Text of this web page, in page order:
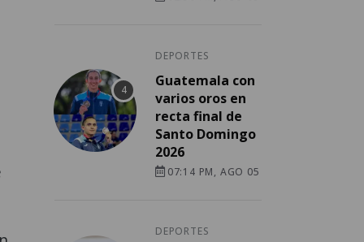
DEPORTES
Guatemala con
varios oros en
recta final de
Santo Domingo
2026
07:14 PM, AGO 05
DEPORTES